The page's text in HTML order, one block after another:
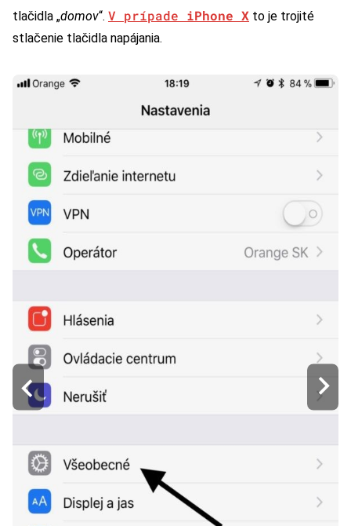
tlačidla „domov“. V prípade iPhone X to je trojité
stlačenie tlačidla napájania.